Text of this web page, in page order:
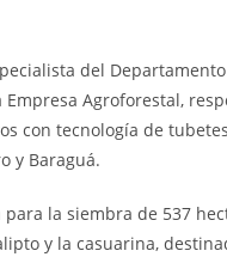
del
Agroforestal,
con tecnología de
y Baraguá.
la siembra de 537
y la casuarina,